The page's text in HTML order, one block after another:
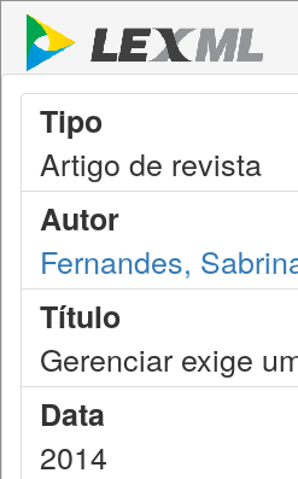
Tipo
Artigo de revista
Autor
Fernandes,
Título
Gerenciar exige
Data
2014